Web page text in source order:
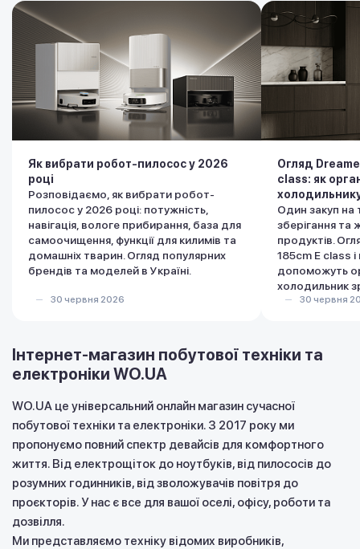
Як вибрати робот-пилосос у 2026
році
Розповідаємо, як вибрати робот-
пилосос у 2026 році: потужність,
навігація, вологе прибирання, база для
самоочищення, функції для килимів та
домашніх тварин. Огляд популярних
брендів та моделей в Україні.
30 червня 2026
Огляд
class: як
Один закуп
зберігання та
продуктів.
185cm E class і
допоможуть
холодильник
30 червня
Інтернет-магазин побутової техніки та
електроніки WO.UA
WO.UA це універсальний онлайн магазин сучасної
побутової техніки та електроніки. З 2017 року ми
пропонуємо повний спектр девайсів для комфортного
життя. Від електрощіток до ноутбуків, від пилососів до
розумних годинників, від зволожувачів повітря до
проєкторів. У нас є все для вашої оселі, офісу, роботи та
дозвілля.
Ми представляємо техніку відомих виробників,